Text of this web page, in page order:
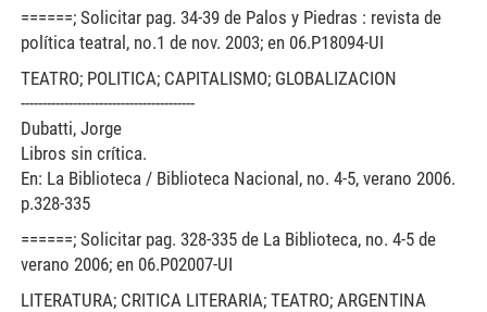
======; Solicitar pag. 34-39 de Palos y Piedras : revista de
política teatral, no.1 de nov. 2003; en 06.P18094-UI
TEATRO; POLITICA; CAPITALISMO; GLOBALIZACION
----------------------------------------
Dubatti, Jorge
Libros sin crítica.
En: La Biblioteca / Biblioteca Nacional, no. 4-5, verano 2006.
p.328-335
======; Solicitar pag. 328-335 de La Biblioteca, no. 4-5 de
verano 2006; en 06.P02007-UI
LITERATURA; CRITICA LITERARIA; TEATRO; ARGENTINA